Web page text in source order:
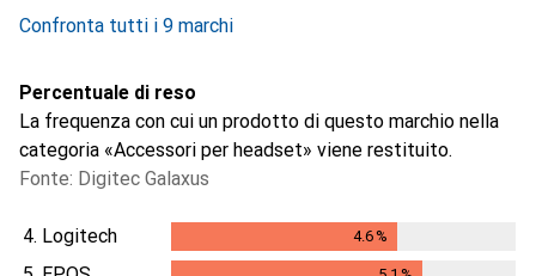
Confronta tutti i 9 marchi
Percentuale di reso
La frequenza con cui un prodotto di questo marchio nella
categoria «Accessori per headset» viene restituito.
Fonte: Digitec Galaxus
4. Logitech 4.6%